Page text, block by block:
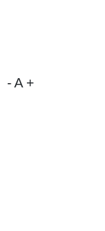
-A +